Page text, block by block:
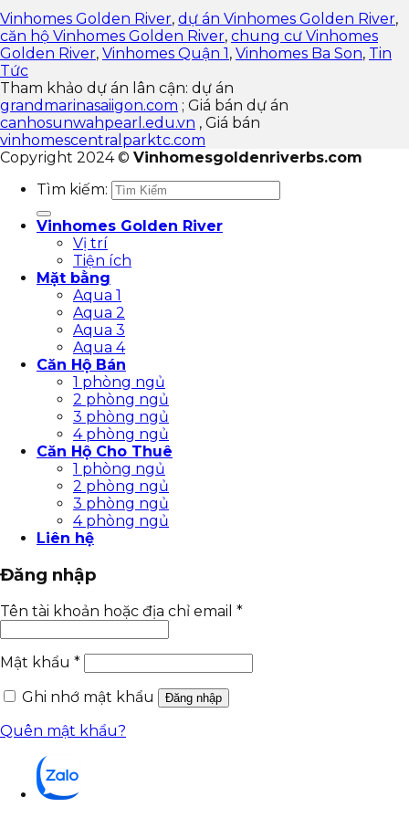
Vinhomes Golden River, dự án Vinhomes Golden River,
căn hộ Vinhomes Golden River, chung cư Vinhomes
Golden River, Vinhomes Quận 1, Vinhomes Ba Son, Tin
Tức
Tham khảo dự án lân cận: dự án
grandmarinasaiigon.com ; Giá bán dự án
canhosunwahpearl.edu.vn , Giá bán
vinhomescentralparktc.com
Copyright 2024 © Vinhomesgoldenriverbs.com
Tìm kiếm:
Vinhomes Golden River
Vị trí
Tiện ích
Mặt bằng
Aqua 1
Aqua 2
Aqua 3
Aqua 4
Căn Hộ Bán
1 phòng ngủ
2 phòng ngủ
3 phòng ngủ
4 phòng ngủ
Căn Hộ Cho Thuê
1 phòng ngủ
2 phòng ngủ
3 phòng ngủ
4 phòng ngủ
Liên hệ
Đăng nhập
Tên tài khoản hoặc địa chỉ email *
Mật khẩu *
Ghi nhớ mật khẩu
Đăng nhập
Quên mật khẩu?